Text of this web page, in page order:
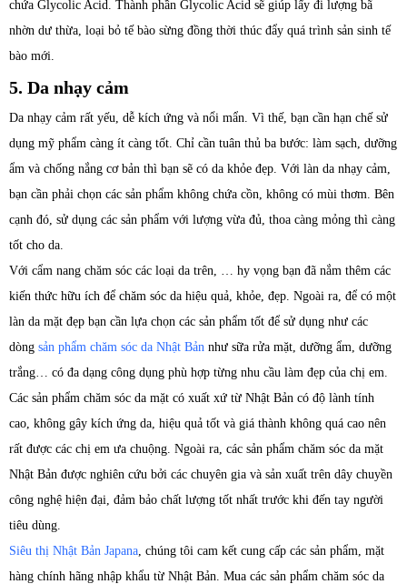
chứa Glycolic Acid. Thành phần Glycolic Acid sẽ giúp lấy đi lượng bã
nhờn dư thừa, loại bỏ tế bào sừng đồng thời thúc đẩy quá trình sản sinh tế
bào mới.
5. Da nhạy cảm
Da nhạy cảm rất yếu, dễ kích ứng và nổi mẩn. Vì thế, bạn cần hạn chế sử
dụng mỹ phẩm càng ít càng tốt. Chỉ cần tuân thủ ba bước: làm sạch, dưỡng
ẩm và chống nắng cơ bản thì bạn sẽ có da khỏe đẹp. Với làn da nhạy cảm,
bạn cần phải chọn các sản phẩm không chứa cồn, không có mùi thơm. Bên
cạnh đó, sử dụng các sản phẩm với lượng vừa đủ, thoa càng mỏng thì càng
tốt cho da.
Với cẩm nang chăm sóc các loại da trên, … hy vọng bạn đã nắm thêm các
kiến thức hữu ích để chăm sóc da hiệu quả, khỏe, đẹp. Ngoài ra, để có một
làn da mặt đẹp bạn cần lựa chọn các sản phẩm tốt để sử dụng như các
dòng sản phẩm chăm sóc da Nhật Bản như sữa rửa mặt, dưỡng ẩm, dưỡng
trắng… có đa dạng công dụng phù hợp từng nhu cầu làm đẹp của chị em.
Các sản phẩm chăm sóc da mặt có xuất xứ từ Nhật Bản có độ lành tính
cao, không gây kích ứng da, hiệu quả tốt và giá thành không quá cao nên
rất được các chị em ưa chuộng. Ngoài ra, các sản phẩm chăm sóc da mặt
Nhật Bản được nghiên cứu bởi các chuyên gia và sản xuất trên dây chuyền
công nghệ hiện đại, đảm bảo chất lượng tốt nhất trước khi đến tay người
tiêu dùng.
Siêu thị Nhật Bản Japana, chúng tôi cam kết cung cấp các sản phẩm, mặt
hàng chính hãng nhập khẩu từ Nhật Bản. Mua các sản phẩm chăm sóc da